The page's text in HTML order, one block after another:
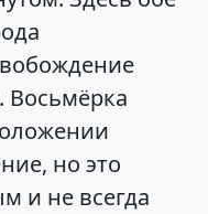
но это
и не всегда